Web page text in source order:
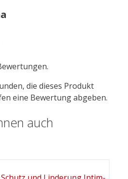
die dieses Produkt
eine Bewertung abgeben.
auch